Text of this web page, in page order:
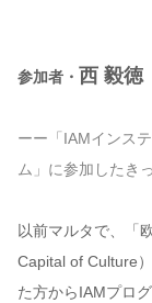
参加者・ 西 毅徳
ーー「IAMインス
ム」に参加したき
以前マルタで、「
Capital of Culture
た方からIAMプロ